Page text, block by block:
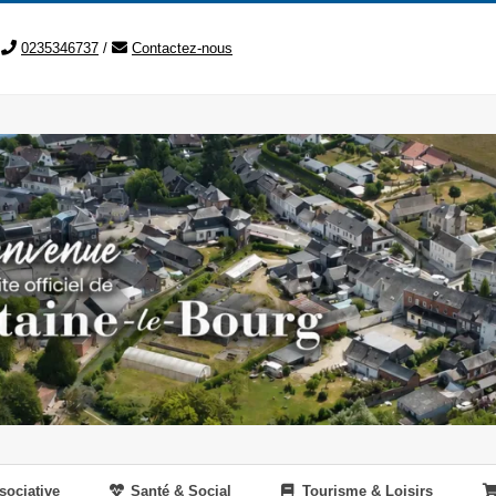
0235346737 / Contactez-nous
Santé & Social Tourisme & Loisirs